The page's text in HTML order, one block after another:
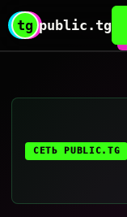
tg public.tg
СЕТЬ PUBLIC.TG